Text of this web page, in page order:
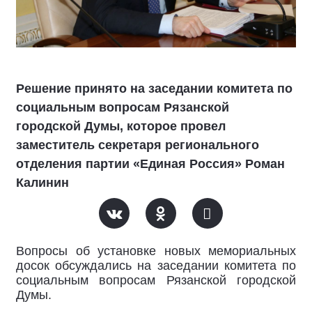
Решение принято на заседании комитета по
социальным вопросам Рязанской
городской Думы, которое провел
заместитель секретаря регионального
отделения партии «Единая Россия» Роман
Калинин
Вопросы об установке новых мемориальных
досок обсуждались на заседании комитета по
социальным вопросам Рязанской городской
Думы.